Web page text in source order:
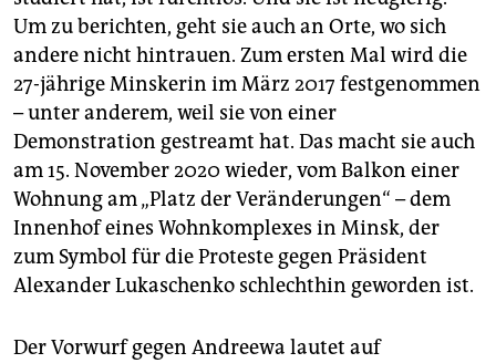
Um zu berichten, geht sie auch an Orte, wo sich
andere nicht hintrauen. Zum ersten Mal wird die
27-jährige Minskerin im März 2017 festgenommen
– unter anderem, weil sie von einer
Demonstration gestreamt hat. Das macht sie auch
am 15. November 2020 wieder, vom Balkon einer
Wohnung am „Platz der Veränderungen“ – dem
Innenhof eines Wohnkomplexes in Minsk, der
zum Symbol für die Proteste gegen Präsident
Alexander Lukaschenko schlechthin geworden ist.
Der Vorwurf gegen Andreewa lautet auf